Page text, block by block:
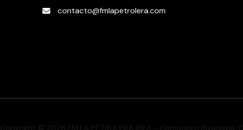
contacto@fmlapetrolera.com
Copyright © 2026 FM LA PETROLERA 89.3 – Comodoro Rivadavia,